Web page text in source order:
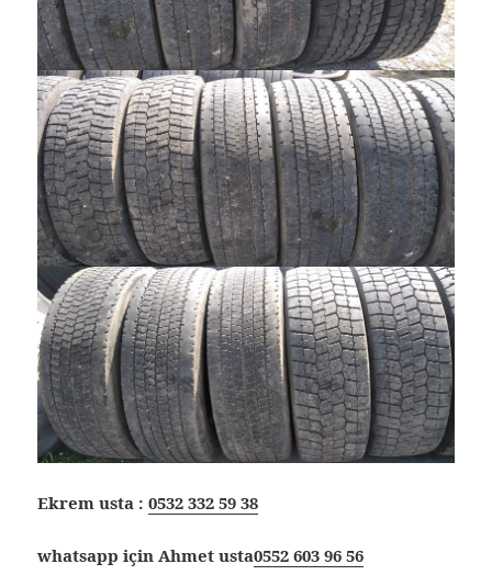
Ekrem usta :0532 332 59 38
whatsapp için Ahmet usta0552 603 96 56